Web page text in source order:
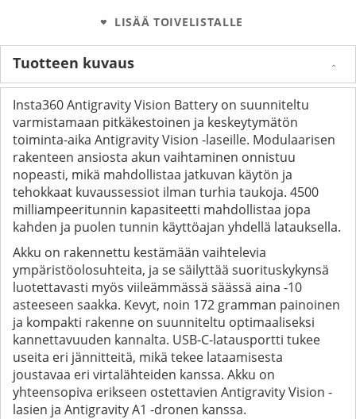
LISÄÄ TOIVELISTALLE
Tuotteen kuvaus
Insta360 Antigravity Vision Battery on suunniteltu
varmistamaan pitkäkestoinen ja keskeytymätön
toiminta-aika Antigravity Vision -laseille. Modulaarisen
rakenteen ansiosta akun vaihtaminen onnistuu
nopeasti, mikä mahdollistaa jatkuvan käytön ja
tehokkaat kuvaussessiot ilman turhia taukoja. 4500
milliampeeritunnin kapasiteetti mahdollistaa jopa
kahden ja puolen tunnin käyttöajan yhdellä latauksella.
Akku on rakennettu kestämään vaihtelevia
ympäristöolosuhteita, ja se säilyttää suorituskykynsä
luotettavasti myös viileämmässä säässä aina -10
asteeseen saakka. Kevyt, noin 172 gramman painoinen
ja kompakti rakenne on suunniteltu optimaaliseksi
kannettavuuden kannalta. USB-C-latausportti tukee
useita eri jännitteitä, mikä tekee lataamisesta
joustavaa eri virtalähteiden kanssa. Akku on
yhteensopiva erikseen ostettavien Antigravity Vision -
lasien ja Antigravity A1 -dronen kanssa.